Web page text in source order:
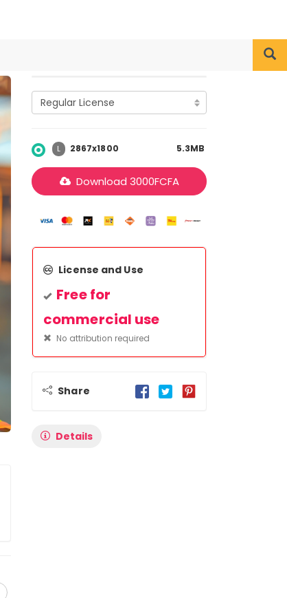
L 2867x1800 5.3MB
Download 3000FCFA
License and Use
Free for
commercial use
No attribution required
Share
Details